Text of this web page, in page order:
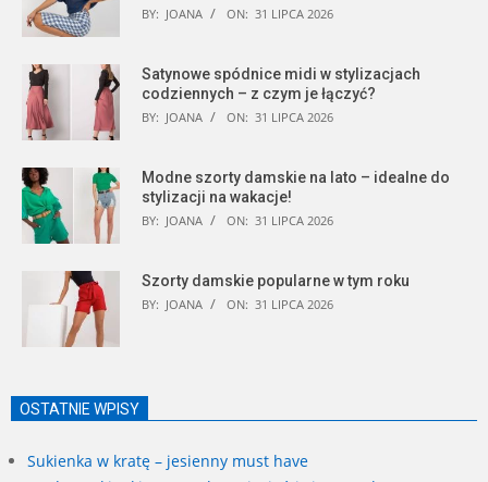
BY: JOANA ON: 31 LIPCA 2026
Satynowe spódnice midi w stylizacjach
codziennych – z czym je łączyć?
BY: JOANA ON: 31 LIPCA 2026
Modne szorty damskie na lato – idealne do
stylizacji na wakacje!
BY: JOANA ON: 31 LIPCA 2026
Szorty damskie popularne w tym roku
BY: JOANA ON: 31 LIPCA 2026
OSTATNIE WPISY
Sukienka w kratę – jesienny must have